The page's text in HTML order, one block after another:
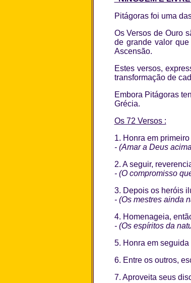
Pitágoras foi uma
Os Versos de Ouro
de grande valor
Ascensão.
Estes versos,
transformação de
Embora Pitágoras
Grécia.
Os 72 Versos :
1. Honra em
- (Amar a Deus
2. A seguir,
- (O compromisso
3. Depois os heróis
- (Os mestres ainda
4. Homenageia,
- (Os espíritos da
5. Honra em
6. Entre os outros,
7. Aproveita seus